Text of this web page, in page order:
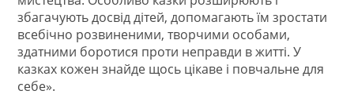
збагачують досвід дітей, допомагають їм зростати
всебічно розвиненими, творчими особами,
здатними боротися проти неправди в житті. У
казках кожен знайде щось цікаве і повчальне для
себе».